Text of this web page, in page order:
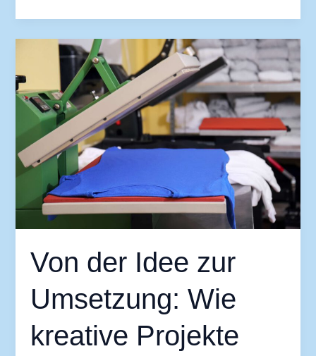
Von der Idee zur
Umsetzung: Wie
kreative Projekte
zur
Umsetzung:
Wie
kreative
Projekte
gelingen